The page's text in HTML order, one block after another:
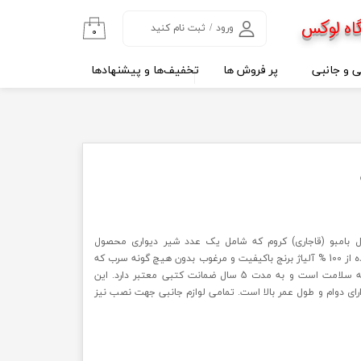
ورود / ثبت نام کنید
تغییر گذر واژه
خروج از حساب
۰
و جانبی پر فروش ها تخفیف‌ها و پیشنهادها
لوکس
بامبو (قاجاری) کروم که شامل یک عدد شیر دیواری محصول
شرکت پپکو است. شیرآلات ساخته شده از 100 % آلیاژ برنج باکیفیت و مرغوب بدون هیچ گونه سرب که
دارای نشان استاندارد ایران و گواهینامه سلامت است و به مدت 5 سال ضمانت کتبی معتبر دارد. این
دوام و طول عمر بالا است. تمامی لوازم جانبی جهت نصب نیز